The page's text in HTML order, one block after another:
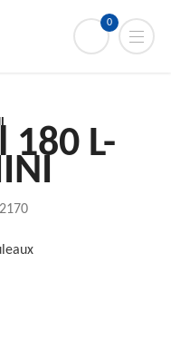
0
180 L-